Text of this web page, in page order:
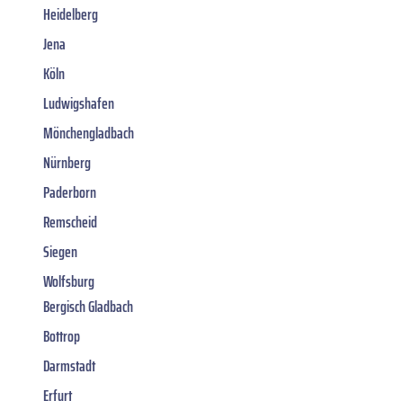
Heidelberg
Jena
Köln
Ludwigshafen
Mönchengladbach
Nürnberg
Paderborn
Remscheid
Siegen
Wolfsburg
Bergisch Gladbach
Bottrop
Darmstadt
Erfurt